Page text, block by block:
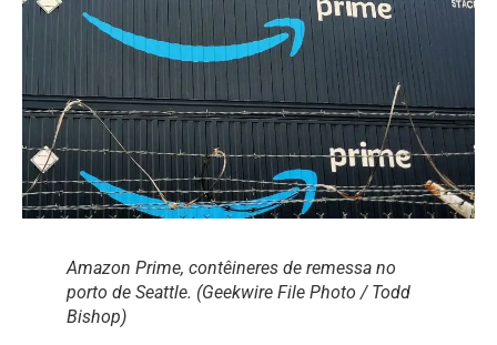
Amazon Prime, contêineres de remessa no
porto de Seattle. (Geekwire File Photo / Todd
Bishop)